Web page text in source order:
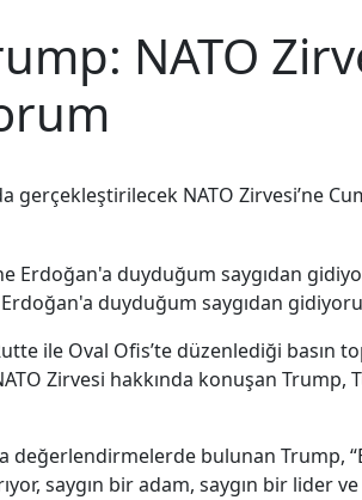
NATO
gerçekleştirilecek NATO Zirvesi’ne
duyduğum saygıdan
ile Oval Ofis’te düzenlediği
Zirvesi hakkında konuşan
değerlendirmelerde bulunan
saygın bir adam, saygın bir lider